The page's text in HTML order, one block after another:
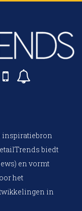
inspiratiebron
biedt
en vormt
het
in